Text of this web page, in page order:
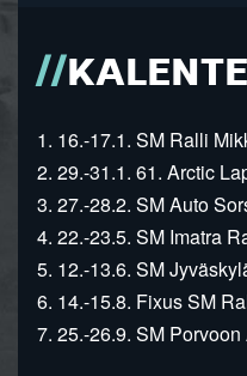
1. 16.-17.1. SM Ralli
2. 29.-31.1. 61. Arctic
3. 27.-28.2. SM Auto
4. 22.-23.5. SM Imatra
5. 12.-13.6. SM
6. 14.-15.8. Fixus SM
7. 25.-26.9. SM